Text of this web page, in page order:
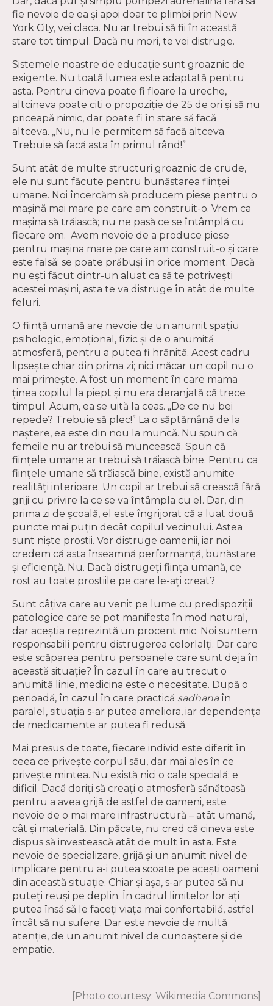
fie nevoie de ea și apoi doar te plimbi prin New
York City, vei claca. Nu ar trebui să fii în această
stare tot timpul. Dacă nu mori, te vei distruge.
Sistemele noastre de educație sunt groaznic de
exigente. Nu toată lumea este adaptată pentru
asta. Pentru cineva poate fi floare la ureche,
altcineva poate citi o propoziție de 25 de ori și să nu
priceapă nimic, dar poate fi în stare să facă
altceva. „Nu, nu le permitem să facă altceva.
Trebuie să facă asta în primul rând!”
Sunt atât de multe structuri groaznic de crude,
ele nu sunt făcute pentru bunăstarea ființei
umane. Noi încercăm să producem piese pentru o
mașină mai mare pe care am construit-o. Vrem ca
mașina să trăiască; nu ne pasă ce se întâmplă cu
fiecare om. Avem nevoie de a produce piese
pentru mașina mare pe care am construit-o și care
este falsă; se poate prăbuși în orice moment. Dacă
nu ești făcut dintr-un aluat ca să te potrivești
acestei mașini, asta te va distruge în atât de multe
feluri.
O ființă umană are nevoie de un anumit spațiu
psihologic, emoțional, fizic și de o anumită
atmosferă, pentru a putea fi hrănită. Acest cadru
lipsește chiar din prima zi; nici măcar un copil nu o
mai primește. A fost un moment în care mama
ținea copilul la piept și nu era deranjată că trece
timpul. Acum, ea se uită la ceas. „De ce nu bei
repede? Trebuie să plec!” La o săptămână de la
naștere, ea este din nou la muncă. Nu spun că
femeile nu ar trebui să muncească. Spun că
ființele umane ar trebui să trăiască bine. Pentru ca
ființele umane să trăiască bine, există anumite
realități interioare. Un copil ar trebui să crească fără
griji cu privire la ce se va întâmpla cu el. Dar, din
prima zi de școală, el este îngrijorat că a luat două
puncte mai puțin decât copilul vecinului. Astea
sunt niște prostii. Vor distruge oamenii, iar noi
credem că asta înseamnă performanță, bunăstare
și eficiență. Nu. Dacă distrugeți ființa umană, ce
rost au toate prostiile pe care le-ați creat?
Sunt câțiva care au venit pe lume cu predispoziții
patologice care se pot manifesta în mod natural,
dar aceștia reprezintă un procent mic. Noi suntem
responsabili pentru distrugerea celorlalți. Dar care
este scăparea pentru persoanele care sunt deja în
această situație? În cazul în care au trecut o
anumită linie, medicina este o necesitate. După o
perioadă, în cazul în care practică sadhanaîn
paralel, situaţia s-ar putea ameliora, iar dependența
de medicamente ar putea fi redusă.
Mai presus de toate, fiecare individ este diferit în
ceea ce privește corpul său, dar mai ales în ce
privește mintea. Nu există nici o cale specială; e
dificil. Dacă doriți să creați o atmosferă sănătoasă
pentru a avea grijă de astfel de oameni, este
nevoie de o mai mare infrastructură – atât umană,
cât și materială. Din păcate, nu cred că cineva este
dispus să investească atât de mult în asta. Este
nevoie de specializare, grijă și un anumit nivel de
implicare pentru a-i putea scoate pe acești oameni
din această situaţie. Chiar și așa, s-ar putea să nu
puteți reuși pe deplin. În cadrul limitelor lor ați
putea însă să le faceți viaţa mai confortabilă, astfel
încât să nu sufere. Dar este nevoie de multă
atenție, de un anumit nivel de cunoaștere și de
empatie.
[Photo courtesy: Wikimedia Commons]